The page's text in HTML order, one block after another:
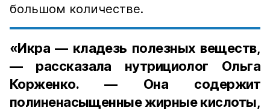
большом количестве.
«Икра — кладезь полезных веществ,
— рассказала нутрициолог Ольга
Корженко. — Она содержит
полиненасыщенные жирные кислоты,